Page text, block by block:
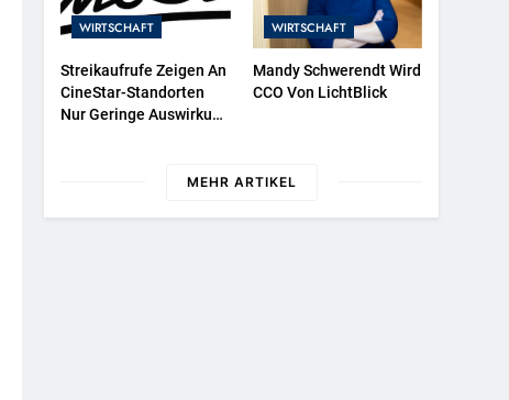
Greenpeace-Report
Dokumentiert Folgen
Drohnenangriffs
WIRTSCHAFT
Streikaufrufe Zeigen An
CineStar-Standorten
Nur Geringe Auswirkung
WIRTSCHAFT
Mandy Schwerendt Wird
CCO Von LichtBlick
MEHR ARTIKEL